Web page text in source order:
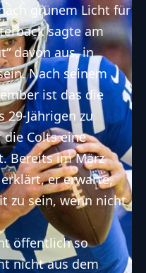
grünem Licht für
sagte am
davon aus, in
Nach seinem
ist das die
29-Jährigen zu
die Colts eine
Bereits im März
er erwarte,
zu sein, wenn nicht
öffentlich so
nicht aus dem